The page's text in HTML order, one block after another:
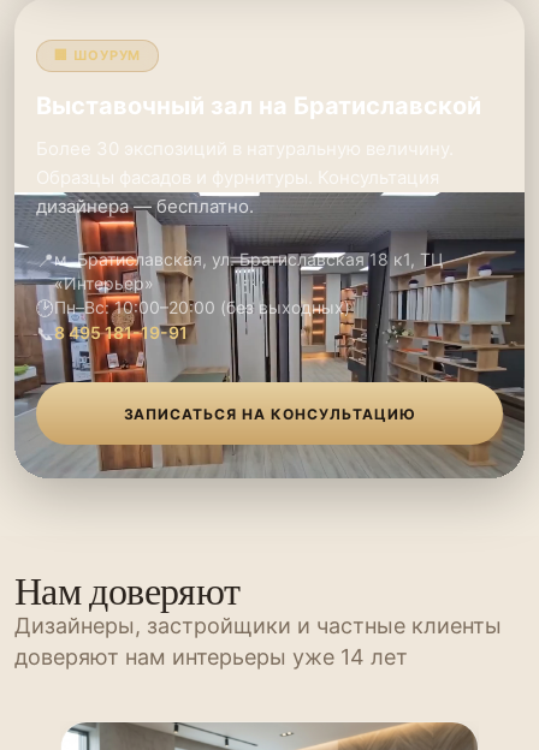
🏢 ШОУРУМ
Выставочный зал на Братиславской
Более 30 экспозиций в натуральную величину.
Образцы фасадов и фурнитуры. Консультация
дизайнера — бесплатно.
📍м. Братиславская, ул. Братиславская 18 к1, ТЦ
«Интерьер»
🕑Пн–Вс: 10:00–20:00 (без выходных)
📞8 495 181-19-91
ЗАПИСАТЬСЯ НА КОНСУЛЬТАЦИЮ
Нам доверяют
Дизайнеры, застройщики и частные клиенты
доверяют нам интерьеры уже 14 лет